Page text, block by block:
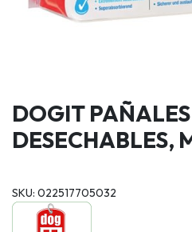
DOGIT PAÑALES
DESECHABLES,
SKU: 022517705032